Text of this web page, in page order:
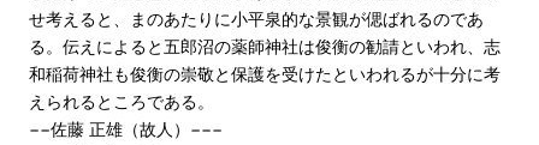
せ考えると、まのあたりに小平泉的な景観が偲ばれるのであ
る。伝えによると五郎沼の薬師神社は俊衡の勧請といわれ、志
和稲荷神社も俊衡の崇敬と保護を受けたといわれるが十分に考
えられるところである。
−−佐藤 正雄（故人）−−−